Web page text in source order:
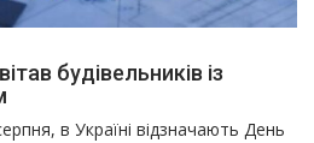
будівельників із
в Україні відзначають День